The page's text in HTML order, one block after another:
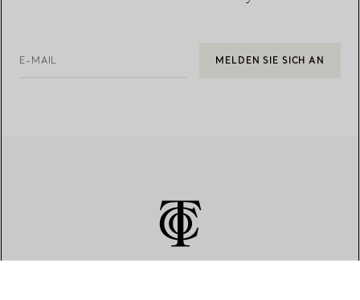
E-MAIL MELDEN SIE SICH AN